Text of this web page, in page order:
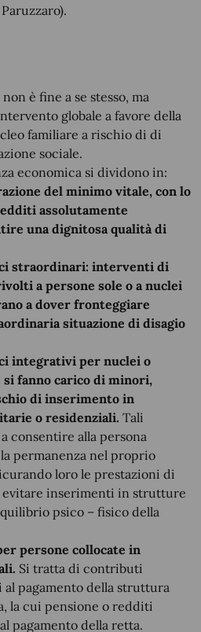
è fine a se stesso, ma
globale a favore della
familiare a rischio di di
sociale.
economica si dividono in:
del minimo vitale, con lo
assolutamente
una dignitosa qualità di
straordinari: interventi di
a persone sole o a nuclei
a dover fronteggiare
situazione di disagio
integrativi per nuclei o
si fanno carico di minori,
di inserimento in
o residenziali. Tali
consentire alla persona
permanenza nel proprio
loro le prestazioni di
evitare inserimenti in strutture
psico – fisico della
persone collocate in
Si tratta di contributi
pagamento della struttura
la cui pensione o redditi
pagamento della retta.